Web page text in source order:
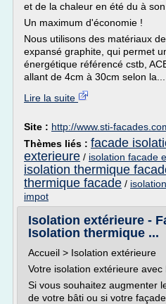
et de la chaleur en été du à son
Un maximum d'économie !
Nous utilisons des matériaux
expansé graphite, qui permet
énergétique référencé cstb,
allant de 4cm à 30cm selon la...
Lire la suite
Site : http://www.sti-
Thèmes liés : facade
exterieure / isolation facade
isolation thermique
thermique facade /
impot
Isolation extérieure -
Isolation thermique ...
Accueil > Isolation extérieure
Votre isolation extérieure avec
Si vous souhaitez augmenter
de votre bâti ou si votre